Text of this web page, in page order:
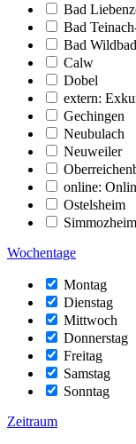
Bad
Bad
Bad Wildbad
Calw
Dobel
extern:
Gechingen
Neubulach
Neuweiler
online:
Ostelsheim
Simmozheim
Wochentage
Montag
Dienstag
Mittwoch
Donnerstag
Freitag
Samstag
Sonntag
Zeitraum